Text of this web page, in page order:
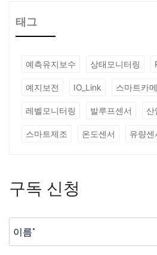
태그
예측유지보수 상태모니터링
예지보전 IO_Link 스마트카
레벨모니터링 발루프센서 산
스마트제조 온도센서 유량센
구독 신청